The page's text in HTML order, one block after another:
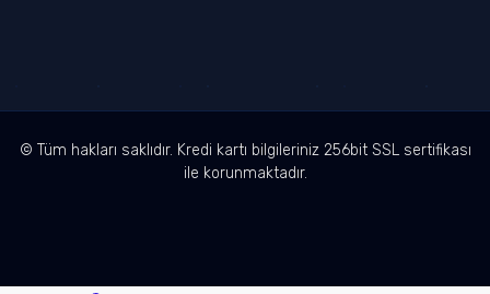
© Tüm hakları saklıdır. Kredi kartı bilgileriniz 256bit SSL sertifikası
ile korunmaktadır.